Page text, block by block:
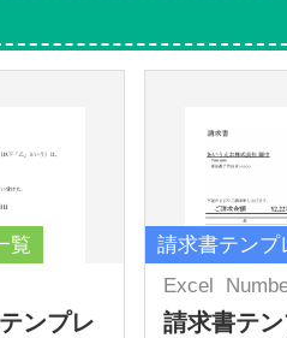
覧
ンプレ
請求書テンプ
Excel
請求書テ